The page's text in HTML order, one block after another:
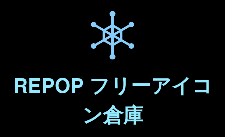
REPOP フリーアイコ
ン倉庫